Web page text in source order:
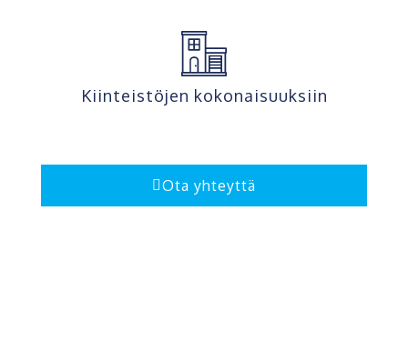
Kiinteistöjen kokonaisuuksiin
Ota yhteyttä